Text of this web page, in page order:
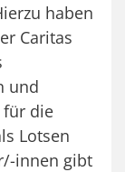
haben
Caritas
und
für die
Lotsen
innen gibt